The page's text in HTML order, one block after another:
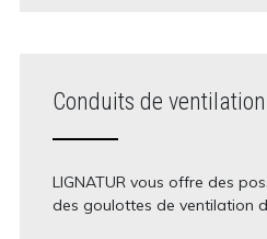
Conduits de ventilation
LIGNATUR vous offre des
des goulottes de ventilation